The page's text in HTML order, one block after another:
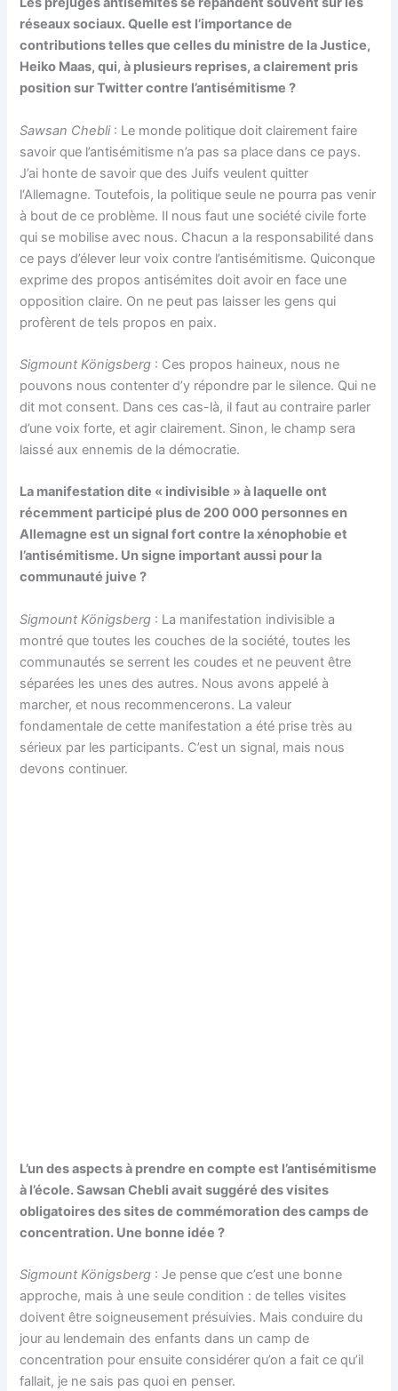
réseaux sociaux. Quelle est l’importance de
contributions telles que celles du ministre de la Justice,
Heiko Maas, qui, à plusieurs reprises, a clairement pris
position sur Twitter contre l’antisémitisme ?
Sawsan Chebli: Le monde politique doit clairement faire
savoir que l’antisémitisme n’a pas sa place dans ce pays.
J’ai honte de savoir que des Juifs veulent quitter
l‘Allemagne. Toutefois, la politique seule ne pourra pas venir
à bout de ce problème. Il nous faut une société civile forte
qui se mobilise avec nous. Chacun a la responsabilité dans
ce pays d’élever leur voix contre l’antisémitisme. Quiconque
exprime des propos antisémites doit avoir en face une
opposition claire. On ne peut pas laisser les gens qui
profèrent de tels propos en paix.
Sigmount Königsberg : Ces propos haineux, nous ne
pouvons nous contenter d’y répondre par le silence. Qui ne
dit mot consent. Dans ces cas-là, il faut au contraire parler
d’une voix forte, et agir clairement. Sinon, le champ sera
laissé aux ennemis de la démocratie.
La manifestation dite « indivisible » à laquelle ont
récemment participé plus de 200 000 personnes en
Allemagne est un signal fort contre la xénophobie et
l’antisémitisme. Un signe important aussi pour la
communauté juive ?
Sigmount Königsberg : La manifestation indivisible a
montré que toutes les couches de la société, toutes les
communautés se serrent les coudes et ne peuvent être
séparées les unes des autres. Nous avons appelé à
marcher, et nous recommencerons. La valeur
fondamentale de cette manifestation a été prise très au
sérieux par les participants. C’est un signal, mais nous
devons continuer.
L’un des aspects à prendre en compte est l’antisémitisme
à l’école. Sawsan Chebli avait suggéré des visites
obligatoires des sites de commémoration des camps de
concentration. Une bonne idée ?
Sigmount Königsberg : Je pense que c’est une bonne
approche, mais à une seule condition : de telles visites
doivent être soigneusement présuivies. Mais conduire du
jour au lendemain des enfants dans un camp de
concentration pour ensuite considérer qu’on a fait ce qu’il
fallait, je ne sais pas quoi en penser.